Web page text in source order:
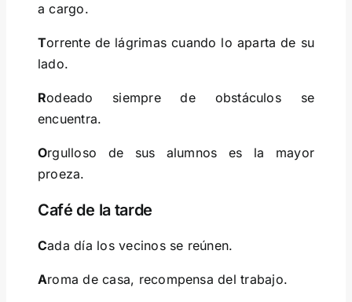
a cargo.
Torrente de lágrimas cuando lo aparta de su
lado.
Rodeado siempre de obstáculos se
encuentra.
Orgulloso de sus alumnos es la mayor
proeza.
Café de la tarde
Cada día los vecinos se reúnen.
Aroma de casa, recompensa del trabajo.